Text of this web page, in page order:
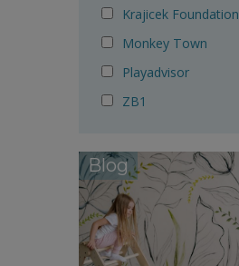
Krajicek Foundation
Monkey Town
Playadvisor
ZB1
Blog